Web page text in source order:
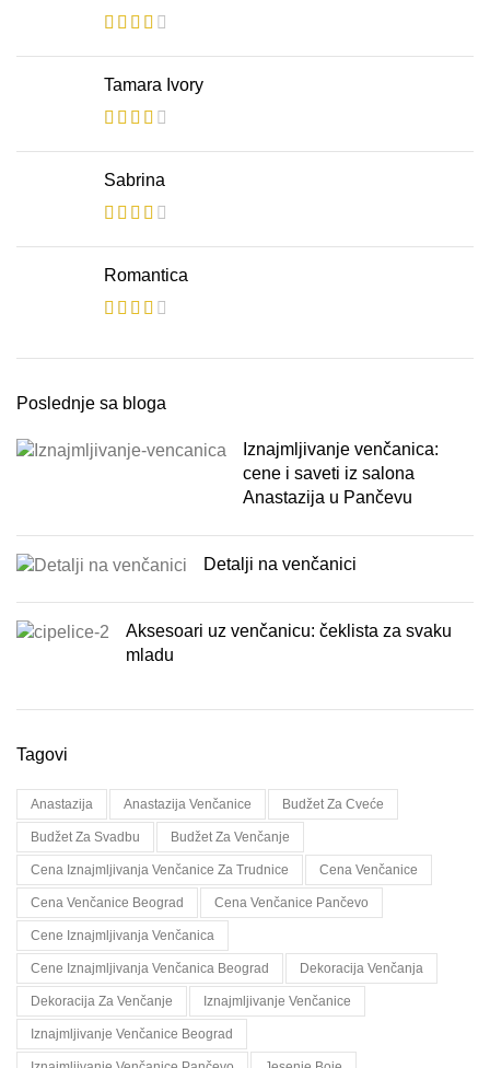
Tamara Ivory
Sabrina
Romantica
Poslednje sa bloga
Iznajmljivanje venčanica:
cene i saveti iz salona
Anastazija u Pančevu
Detalji na venčanici
Aksesoari uz venčanicu: čeklista za svaku
mladu
Tagovi
Anastazija Anastazija Venčanice Budžet Za Cveće
Budžet Za Svadbu Budžet Za Venčanje
Cena Iznajmljivanja Venčanice Za Trudnice Cena Venčanice
Cena Venčanice Beograd Cena Venčanice Pančevo
Cene Iznajmljivanja Venčanica
Cene Iznajmljivanja Venčanica Beograd Dekoracija Venčanja
Dekoracija Za Venčanje Iznajmljivanje Venčanice
Iznajmljivanje Venčanice Beograd